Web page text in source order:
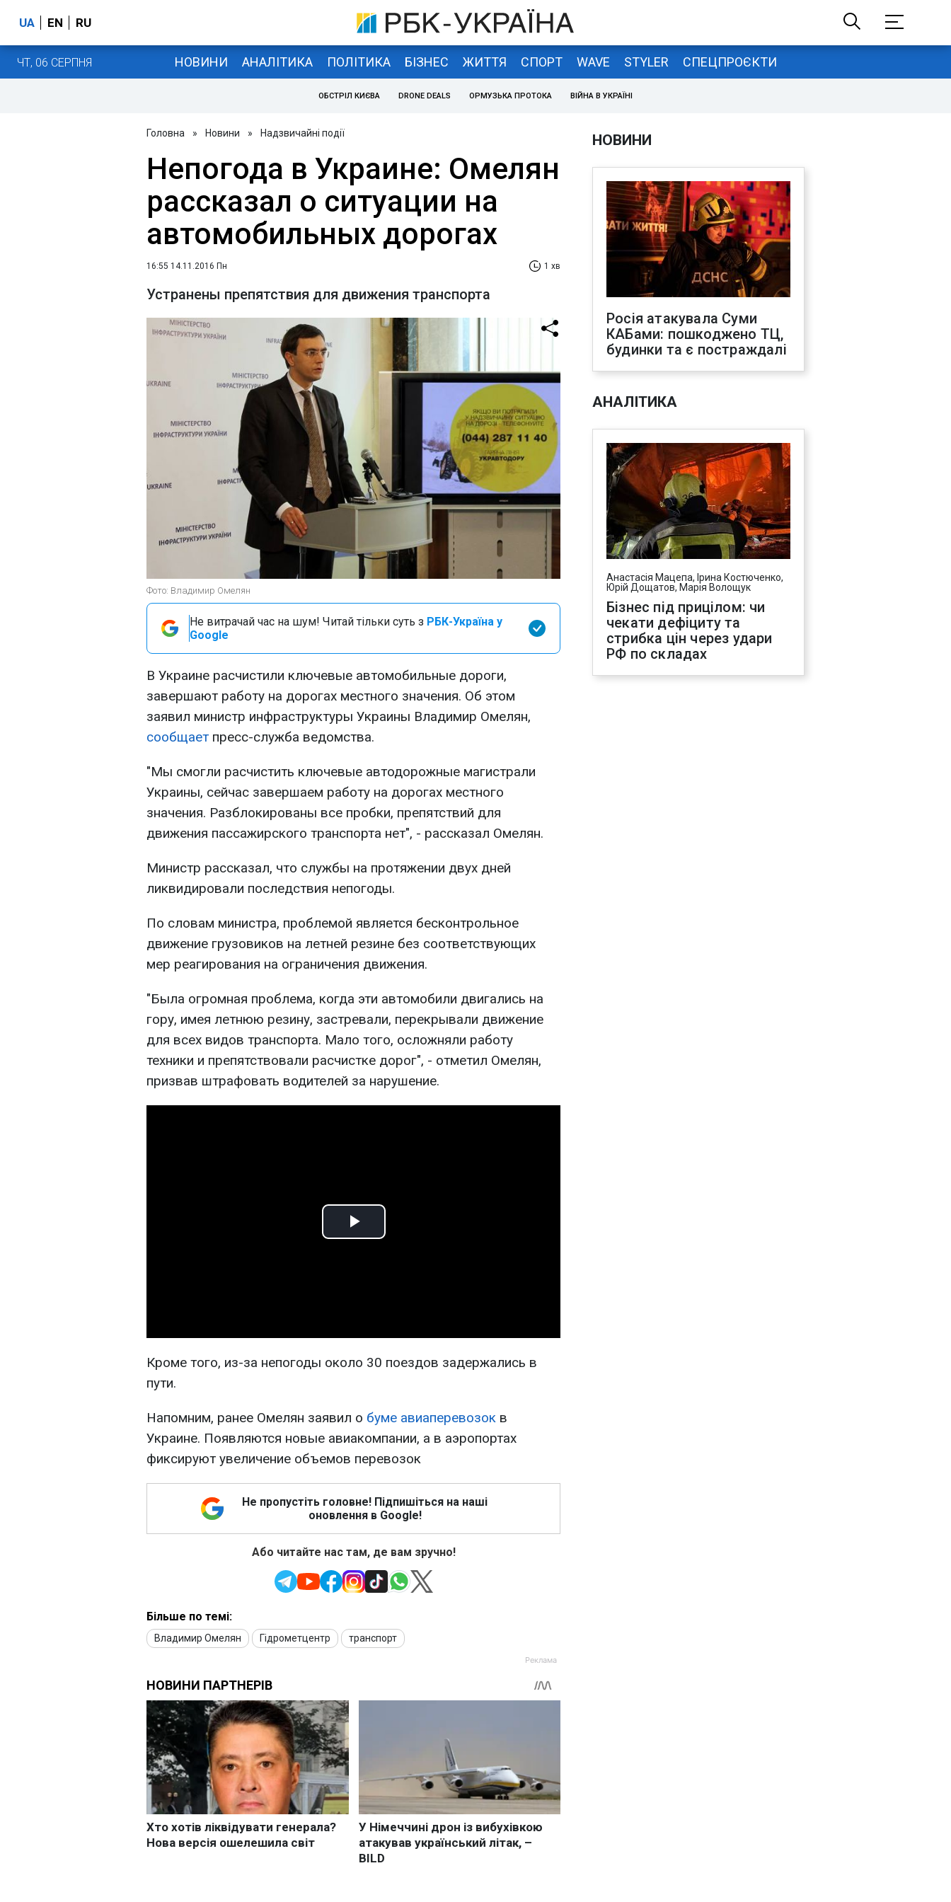
UA EN RU
ЧТ, 06 СЕРПНЯ НОВИНИ АНАЛІТИКА ПОЛІТИКА БІЗНЕС ЖИТТЯ СПОРТ WAVE STYLER СПЕЦПРОЄКТИ
ОБСТРІЛ КИЄВА DRONE DEALS ОРМУЗЬКА ПРОТОКА ВІЙНА В УКРАЇНІ
Головна » Новини » Надзвичайні події
Непогода в Украине: Омелян
рассказал о ситуации на
автомобильных дорогах
16:55 14.11.2016 Пн 1 хв
Устранены препятствия для движения транспорта
Фото: Владимир Омелян
Не витрачай час на шум! Читай тільки суть з РБК-Україна у
Google
В Украине расчистили ключевые автомобильные дороги,
завершают работу на дорогах местного значения. Об этом
заявил министр инфраструктуры Украины Владимир Омелян,
сообщает пресс-служба ведомства.
"Мы смогли расчистить ключевые автодорожные магистрали
Украины, сейчас завершаем работу на дорогах местного
значения. Разблокированы все пробки, препятствий для
движения пассажирского транспорта нет", - рассказал Омелян.
Министр рассказал, что службы на протяжении двух дней
ликвидировали последствия непогоды.
По словам министра, проблемой является бесконтрольное
движение грузовиков на летней резине без соответствующих
мер реагирования на ограничения движения.
"Была огромная проблема, когда эти автомобили двигались на
гору, имея летнюю резину, застревали, перекрывали движение
для всех видов транспорта. Мало того, осложняли работу
техники и препятствовали расчистке дорог", - отметил Омелян,
призвав штрафовать водителей за нарушение.
Play
Кроме того, из-за непогоды около 30 поездов задержались в
пути.
Напомним, ранее Омелян заявил о буме авиаперевозок в
Украине. Появляются новые авиакомпании, а в аэропортах
фиксируют увеличение объемов перевозок
Не пропустіть головне! Підпишіться на наші
оновлення в Google!
Або читайте нас там, де вам зручно!
Більше по темі:
Владимир Омелян Гідрометцентр транспорт
НОВИНИ
Росія атакувала Суми
КАБами: пошкоджено ТЦ,
будинки та є постраждалі
АНАЛІТИКА
Анастасія Мацепа, Ірина Костюченко,
Юрій Дощатов, Марія Волощук
Бізнес під прицілом: чи
чекати дефіциту та
стрибка цін через удари
РФ по складах